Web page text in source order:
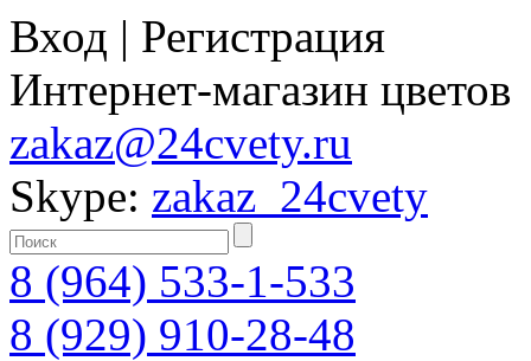
Вход | Регистрация
Интернет-магазин цветов
zakaz@24cvety.ru
Skype: zakaz_24cvety
8 (964) 533-1-533
8 (929) 910-28-48